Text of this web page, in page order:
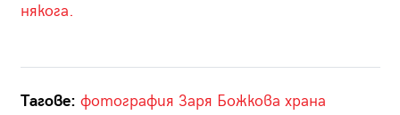
някога.
Тагове: фотография Заря Божкова храна